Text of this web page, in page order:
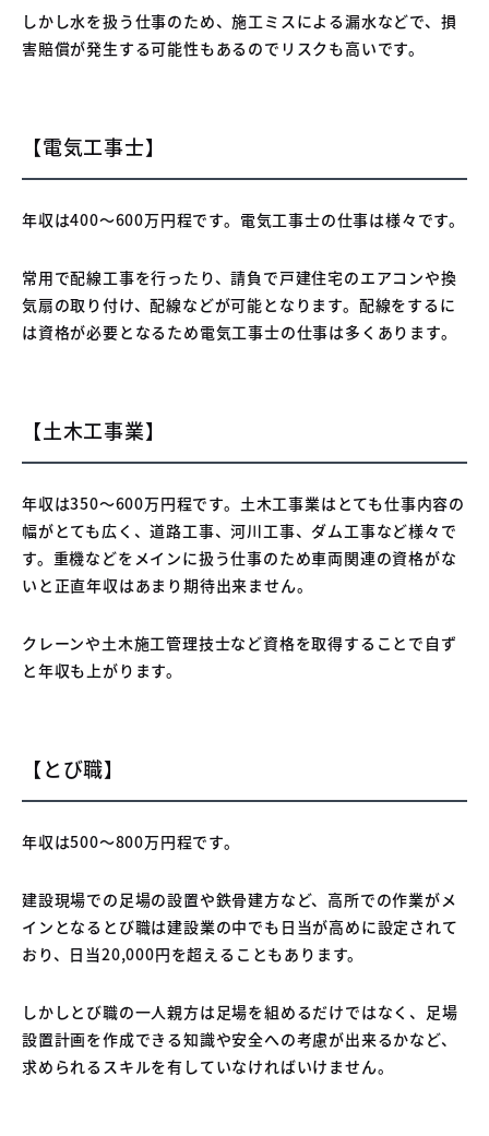
しかし水を扱う仕事のため、施工ミスによる漏水などで、損
害賠償が発生する可能性もあるのでリスクも高いです。
【電気工事士】
年収は400〜600万円程です。電気工事士の仕事は様々です。
常用で配線工事を行ったり、請負で戸建住宅のエアコンや換
気扇の取り付け、配線などが可能となります。配線をするに
は資格が必要となるため電気工事士の仕事は多くあります。
【土木工事業】
年収は350〜600万円程です。土木工事業はとても仕事内容の
幅がとても広く、道路工事、河川工事、ダム工事など様々で
す。重機などをメインに扱う仕事のため車両関連の資格がな
いと正直年収はあまり期待出来ません。
クレーンや土木施工管理技士など資格を取得することで自ず
と年収も上がります。
【とび職】
年収は500〜800万円程です。
建設現場での足場の設置や鉄骨建方など、高所での作業がメ
インとなるとび職は建設業の中でも日当が高めに設定されて
おり、日当20,000円を超えることもあります。
しかしとび職の一人親方は足場を組めるだけではなく、足場
設置計画を作成できる知識や安全への考慮が出来るかなど、
求められるスキルを有していなければいけません。